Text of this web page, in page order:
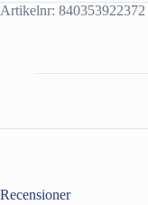
Artikelnr: 840353922372
Recensioner